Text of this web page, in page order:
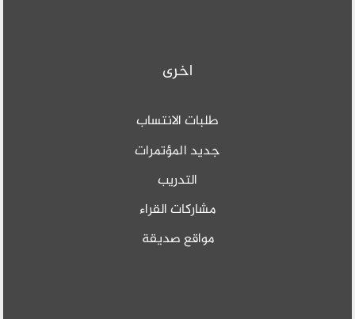
اخرى
طلبات الانتساب
جديد المؤتمرات
التدريب
مشاركات القراء
مواقع صديقة